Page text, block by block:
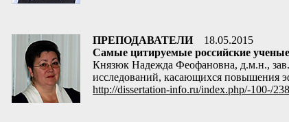
ПРЕПОДАВАТЕЛИ
18.05.2015
Самые цитируемые российские ученые
Князюк Надежда Феофановна, д.м.н.,
исследований, касающихся повышения
http://dissertation-info.ru/index.php/-100-/